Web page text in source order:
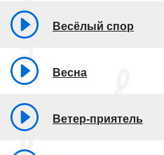
Весёлый спор
Весна
Ветер-приятель